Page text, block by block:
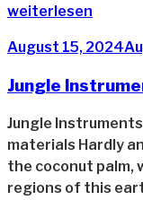
„Frequenz
Hz“
weiterlesen
Veröffentlicht
August 15, 2024
Jungle
Jungle
materials Hardly
the coconut palm,
regions of this